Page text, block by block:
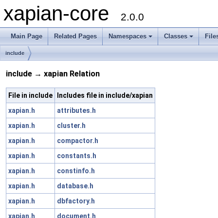
xapian-core 2.0.0
Main Page Related Pages Namespaces Classes
include
include → xapian Relation
File in include
Includes file in include/xapian
xapian.h
attributes.h
xapian.h
cluster.h
xapian.h
compactor.h
xapian.h
constants.h
xapian.h
constinfo.h
xapian.h
database.h
xapian.h
dbfactory.h
xapian.h
document.h